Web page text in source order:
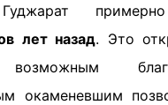
лет назад. Это
окаменевшим